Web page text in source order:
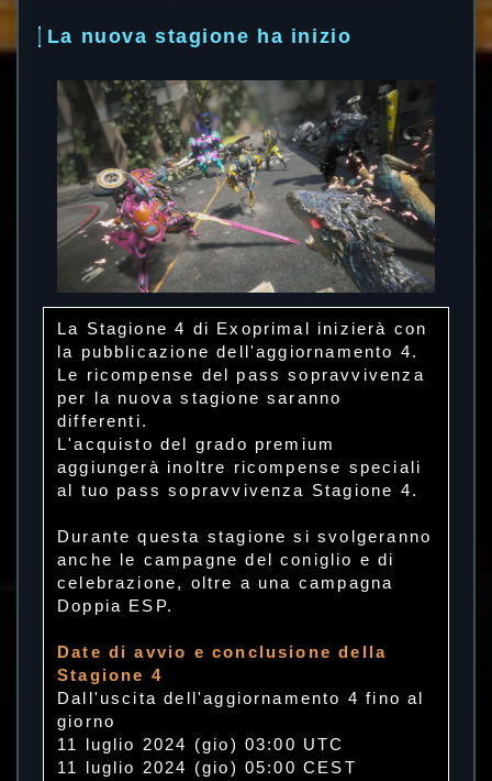
La nuova stagione ha inizio
La Stagione 4 di Exoprimal inizierà con
la pubblicazione dell'aggiornamento 4.
Le ricompense del pass sopravvivenza
per la nuova stagione saranno
differenti.
L'acquisto del grado premium
aggiungerà inoltre ricompense speciali
al tuo pass sopravvivenza Stagione 4.
Durante questa stagione si svolgeranno
anche le campagne del coniglio e di
celebrazione, oltre a una campagna
Doppia ESP.
Date di avvio e conclusione della
Stagione 4
Dall'uscita dell'aggiornamento 4 fino al
giorno
11 luglio 2024 (gio) 03:00 UTC
11 luglio 2024 (gio) 05:00 CEST